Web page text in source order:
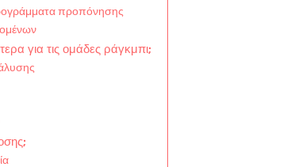
προπόνησης
για τις ομάδες ράγκμπι;